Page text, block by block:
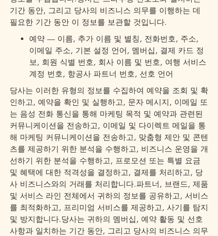
기간 동안, 그리고 당사의 비즈니스 의무를 이행하는 데
필요한 기간 동안 이 정보를 보관할 것입니다.
예약 — 이름, 추가 이름 및 별칭, 전화번호, 주소,
이메일 주소, 기본 설정 언어, 멤버십, 결제 카드 정
보, 회원 식별 번호, 회사 이름 및 번호, 여행 서비스
계정 번호, 항공사 파트너 번호, 선호 언어
당사는 이러한 유형의 정보를 수집하여 예약을 조회 및 확
인하고, 예약을 확인 및 실행하고, 문자 메시지, 이메일 또
는 음성 전화 통신을 통해 마케팅 목적 및 예약과 관련된
커뮤니케이션을 전송하고, 이메일 및 다이렉트 메일을 통
해 마케팅 커뮤니케이션을 전송하고, 맞춤형 제안 및 콘텐
츠를 제공하기 위한 분석을 수행하고, 비즈니스 운영을 개
선하기 위한 분석을 수행하고, 프로모션 또는 특별 요금
및 혜택에 대한 적격성을 결정하고, 결제를 처리하고, 당
사 비즈니스와의 거래를 처리합니다.파트너, 브랜드, 제품
및 서비스 라인 전체에서 귀하의 정보를 공유하고, 서비스
를 최적화하고, 프리미엄 서비스를 제공하고, 사기를 탐지
및 방지합니다.당사는 귀하의 멤버십, 예약 활동 및 선호
사항과 일치하는 기간 동안, 그리고 당사의 비즈니스 의무